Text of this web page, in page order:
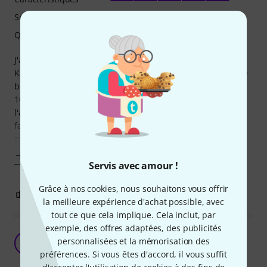
Servis avec amour !
Grâce à nos cookies, nous souhaitons vous offrir
la meilleure expérience d'achat possible, avec
tout ce que cela implique. Cela inclut, par
exemple, des offres adaptées, des publicités
personnalisées et la mémorisation des
préférences. Si vous êtes d'accord, il vous suffit
J'ai installé ce produit sur ma chaine HIFI (ampli harmon
Kardon 100 Watts, enceintes Focal CHORUS 726, caisson de
basse Focal Sub 300 P= table de mixage Behringer Xenys
1002B, lecteur cd dvd Technics) et après définition de
l'attendu sonore en ajustant les courbes d'équalisation
facilement sur cet outil, le micro capte et ajuste . On
mémorise et on a une nouvelle
Son
Qualité de fabrication
2 1 SIGNALER L'ÉVALUATION
Surprenant...
Brouno 21.11.2011